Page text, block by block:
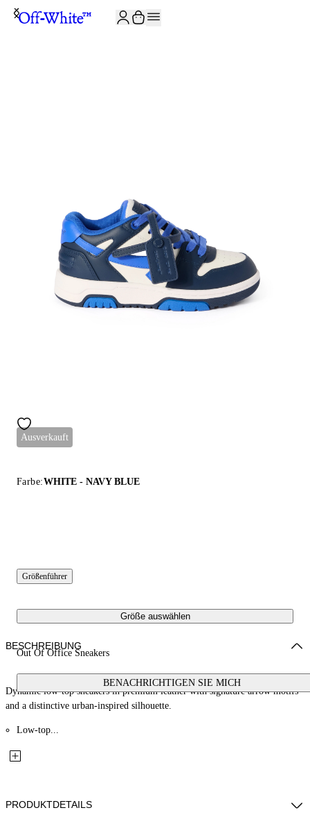
Ausverkauft
Farbe:WHITE - NAVY BLUE
Größenführer
Größe auswählen
Out Of Office Sneakers
BENACHRICHTIGEN SIE MICH
BESCHREIBUNG
Dynamic low-top sneakers in premium leather with signature arrow motifs
and a distinctive urban-inspired silhouette.
Low-top...
PRODUKTDETAILS